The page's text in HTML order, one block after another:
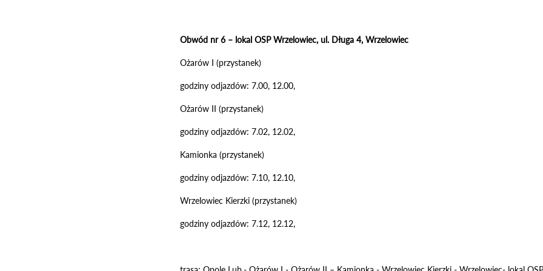
Obwód nr 6 – lokal OSP Wrzelowiec, ul. Długa 4, Wrzelowiec
Ożarów I (przystanek)
godziny odjazdów: 7.00, 12.00,
Ożarów II (przystanek)
godziny odjazdów: 7.02, 12.02,
Kamionka (przystanek)
godziny odjazdów: 7.10, 12.10,
Wrzelowiec Kierzki (przystanek)
godziny odjazdów: 7.12, 12.12,